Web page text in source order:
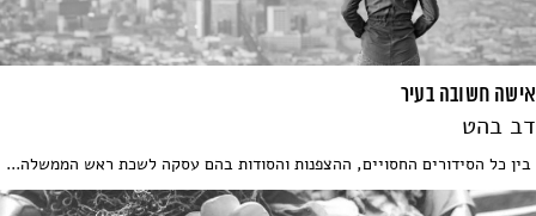
אישה חשובה בעיר
דב בהט
בין כל הסידורים החסויים, ההצפנות והסודות בהם עסקה לשכת ראש הממשלה...